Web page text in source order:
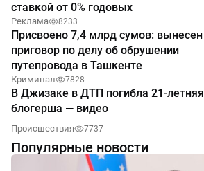
ставкой от 0% годовых
Реклама 8233
Присвоено 7,4 млрд сумов: вынесен
приговор по делу об обрушении
путепровода в Ташкенте
Криминал 7828
В Джизаке в ДТП погибла 21-летняя
блогерша — видео
Происшествия 7737
Популярные новости